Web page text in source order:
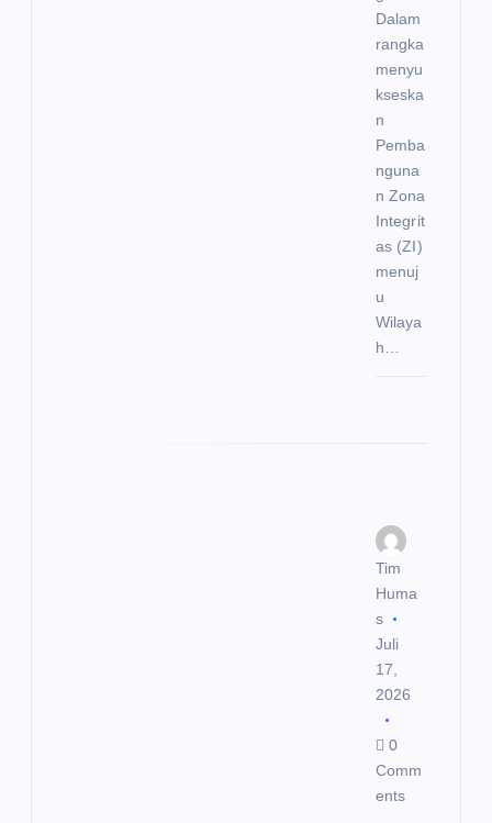
Dalam
rangka
menyu
kseska
n
Pemba
nguna
n Zona
Integrit
as (ZI)
menuj
u
Wilaya
h…
Tim
Huma
s
Juli
17,
2026
0
Comm
ents